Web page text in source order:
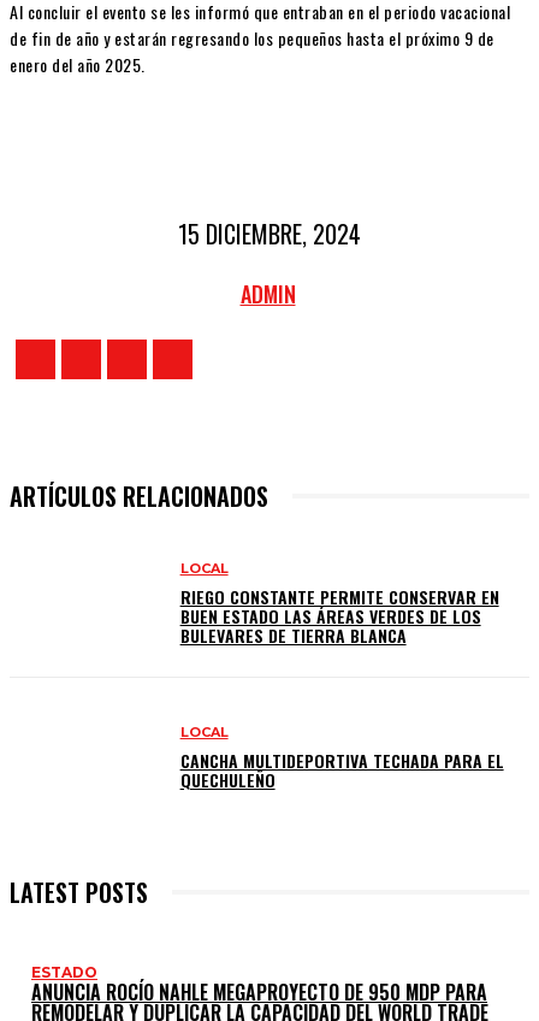
Al concluir el evento se les informó que entraban en el periodo vacacional
de fin de año y estarán regresando los pequeños hasta el próximo 9 de
enero del año 2025.
15 DICIEMBRE, 2024
ADMIN
ARTÍCULOS RELACIONADOS
LOCAL
RIEGO CONSTANTE PERMITE CONSERVAR EN
BUEN ESTADO LAS ÁREAS VERDES DE LOS
BULEVARES DE TIERRA BLANCA
LOCAL
CANCHA MULTIDEPORTIVA TECHADA PARA EL
QUECHULEÑO
LATEST POSTS
ESTADO
ANUNCIA ROCÍO NAHLE MEGAPROYECTO DE 950 MDP PARA
REMODELAR Y DUPLICAR LA CAPACIDAD DEL WORLD TRADE